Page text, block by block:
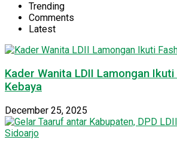
Trending
Comments
Latest
Kader Wanita LDII Lamongan
Kebaya
December 25, 2025